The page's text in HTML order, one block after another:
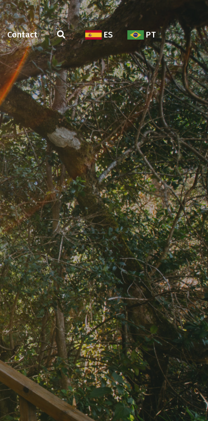
Contact ES PT